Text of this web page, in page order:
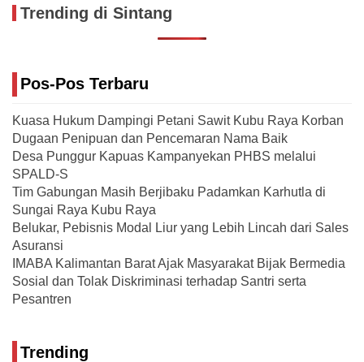
Trending di Sintang
Pos-Pos Terbaru
Kuasa Hukum Dampingi Petani Sawit Kubu Raya Korban
Dugaan Penipuan dan Pencemaran Nama Baik
Desa Punggur Kapuas Kampanyekan PHBS melalui
SPALD-S
Tim Gabungan Masih Berjibaku Padamkan Karhutla di
Sungai Raya Kubu Raya
Belukar, Pebisnis Modal Liur yang Lebih Lincah dari Sales
Asuransi
IMABA Kalimantan Barat Ajak Masyarakat Bijak Bermedia
Sosial dan Tolak Diskriminasi terhadap Santri serta
Pesantren
Trending